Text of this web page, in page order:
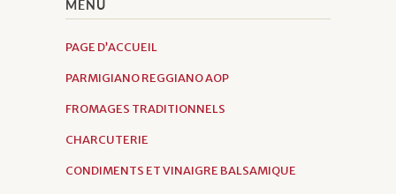
MENU
PAGE D’ACCUEIL
PARMIGIANO REGGIANO AOP
FROMAGES TRADITIONNELS
CHARCUTERIE
CONDIMENTS ET VINAIGRE BALSAMIQUE